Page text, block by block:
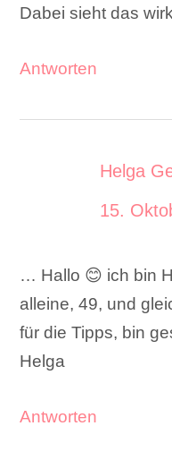
Dabei sieht das
Antworten
Helga
15.
… Hallo 😊 ich bin
alleine, 49, und
für die Tipps, bin
Helga
Antworten